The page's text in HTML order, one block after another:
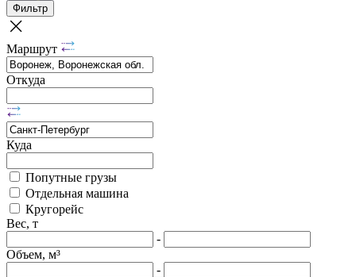
Фильтр
Маршрут
Откуда
Куда
Попутные грузы
Отдельная машина
Кругорейс
Вес, т
-
Объем, м³
-